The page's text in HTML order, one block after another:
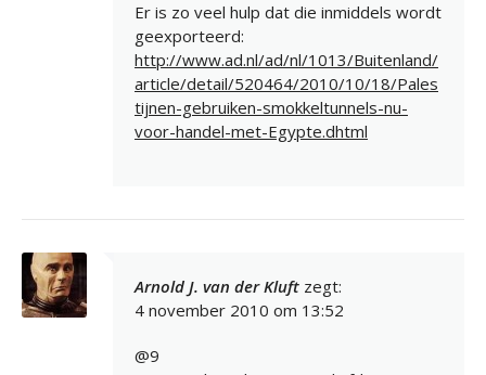
Er is zo veel hulp dat die inmiddels wordt
geexporteerd:
http://www.ad.nl/ad/nl/1013/Buitenland/
article/detail/520464/2010/10/18/Pales
tijnen-gebruiken-smokkeltunnels-nu-
voor-handel-met-Egypte.dhtml
Arnold J. van der Kluft zegt:
4 november 2010 om 13:52
@9